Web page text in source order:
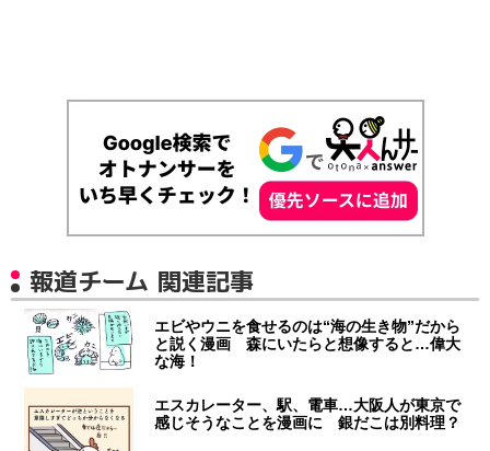
報道チーム 関連記事
エビやウニを食せるのは“海の生き物”だから
と説く漫画 森にいたらと想像すると…偉大
な海！
エスカレーター、駅、電車…大阪人が東京で
感じそうなことを漫画に 銀だこは別料理？